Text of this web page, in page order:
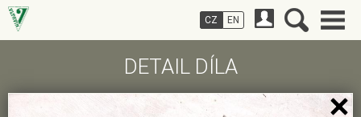
DETAIL DÍLA
CZ EN